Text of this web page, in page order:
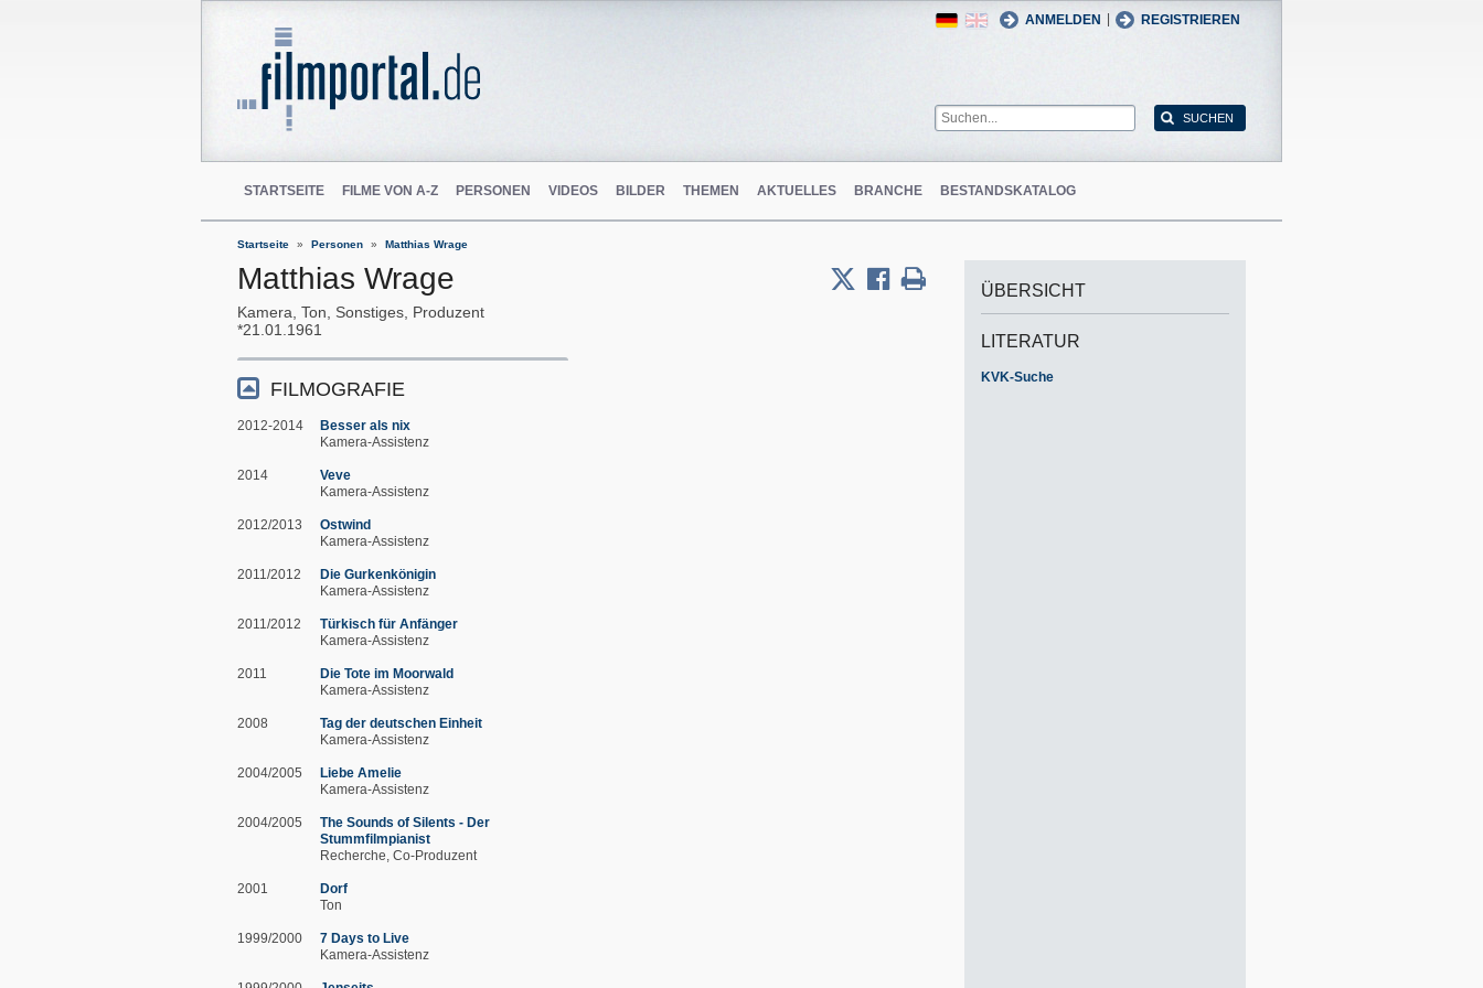
ANMELDEN REGISTRIEREN
English
German
STARTSEITE FILME VON A-Z PERSONEN VIDEOS BILDER THEMEN AKTUELLES BRANCHE BESTANDSKATALOG
Startseite Personen Matthias Wrage
Matthias Wrage
Kamera, Ton, Sonstiges, Produzent
21.01.1961
FILMOGRAFIE
2012-2014
Besser als nix
Kamera-Assistenz
2014
Veve
Kamera-Assistenz
2012/2013
Ostwind
Kamera-Assistenz
2011/2012
Die Gurkenkönigin
Kamera-Assistenz
2011/2012
Türkisch für Anfänger
Kamera-Assistenz
2011
Die Tote im Moorwald
Kamera-Assistenz
2008
Tag der deutschen Einheit
Kamera-Assistenz
2004/2005
Liebe Amelie
Kamera-Assistenz
2004/2005
The Sounds of Silents - Der
Stummfilmpianist
Recherche Co-Produzent
2001
Dorf
Ton
1999/2000
7 Days to Live
Kamera-Assistenz
ÜBERSICHT
LITERATUR
KVK-Suche